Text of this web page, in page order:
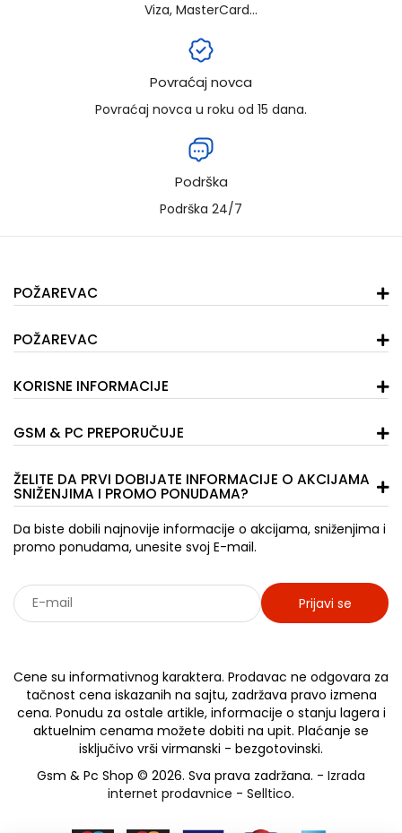
Viza, MasterCard...
Povraćaj novca
Povraćaj novca u roku od 15 dana.
Podrška
Podrška 24/7
POŽAREVAC
POŽAREVAC
KORISNE INFORMACIJE
GSM & PC PREPORUČUJE
ŽELITE DA PRVI DOBIJATE INFORMACIJE O AKCIJAMA
SNIŽENJIMA I PROMO PONUDAMA?
Da biste dobili najnovije informacije o akcijama, sniženjima i
promo ponudama, unesite svoj E-mail.
Prijavi se
Cene su informativnog karaktera. Prodavac ne odgovara za
tačnost cena iskazanih na sajtu, zadržava pravo izmena
cena. Ponudu za ostale artikle, informacije o stanju lagera i
aktuelnim cenama možete dobiti na upit. Plaćanje se
isključivo vrši virmanski - bezgotovinski.
Gsm & Pc Shop © 2026. Sva prava zadržana. - Izrada
internet prodavnice - Selltico.